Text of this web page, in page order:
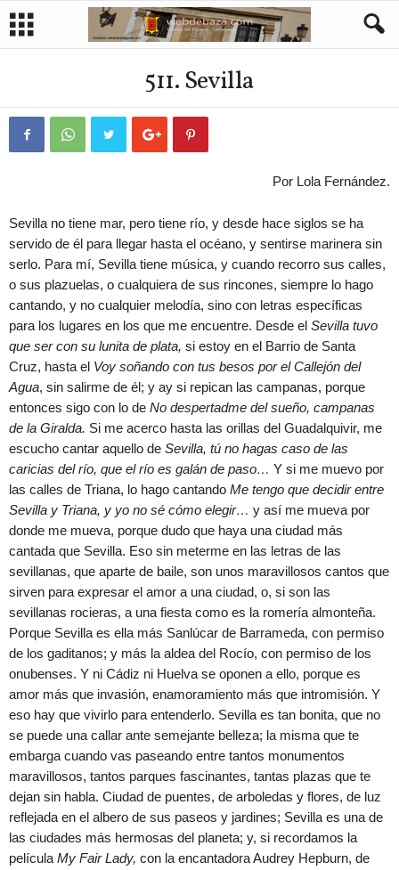
511. Sevilla
Por Lola Fernández.
Sevilla no tiene mar, pero tiene río, y desde hace siglos se ha
servido de él para llegar hasta el océano, y sentirse marinera sin
serlo. Para mí, Sevilla tiene música, y cuando recorro sus calles,
o sus plazuelas, o cualquiera de sus rincones, siempre lo hago
cantando, y no cualquier melodía, sino con letras específicas
para los lugares en los que me encuentre. Desde el Sevilla tuvo
que ser con su lunita de plata, si estoy en el Barrio de Santa
Cruz, hasta el Voy soñando con tus besos por el Callejón del
Agua, sin salirme de él; y ay si repican las campanas, porque
entonces sigo con lo de No despertadme del sueño, campanas
de la Giralda. Si me acerco hasta las orillas del Guadalquivir, me
escucho cantar aquello de Sevilla, tú no hagas caso de las
caricias del río, que el río es galán de paso… Y si me muevo por
las calles de Triana, lo hago cantando Me tengo que decidir entre
Sevilla y Triana, y yo no sé cómo elegir… y así me mueva por
donde me mueva, porque dudo que haya una ciudad más
cantada que Sevilla. Eso sin meterme en las letras de las
sevillanas, que aparte de baile, son unos maravillosos cantos que
sirven para expresar el amor a una ciudad, o, si son las
sevillanas rocieras, a una fiesta como es la romería almonteña.
Porque Sevilla es ella más Sanlúcar de Barrameda, con permiso
de los gaditanos; y más la aldea del Rocío, con permiso de los
onubenses. Y ni Cádiz ni Huelva se oponen a ello, porque es
amor más que invasión, enamoramiento más que intromisión. Y
eso hay que vivirlo para entenderlo. Sevilla es tan bonita, que no
se puede una callar ante semejante belleza; la misma que te
embarga cuando vas paseando entre tantos monumentos
maravillosos, tantos parques fascinantes, tantas plazas que te
dejan sin habla. Ciudad de puentes, de arboledas y flores, de luz
reflejada en el albero de sus paseos y jardines; Sevilla es una de
las ciudades más hermosas del planeta; y, si recordamos la
película My Fair Lady, con la encantadora Audrey Hepburn, de